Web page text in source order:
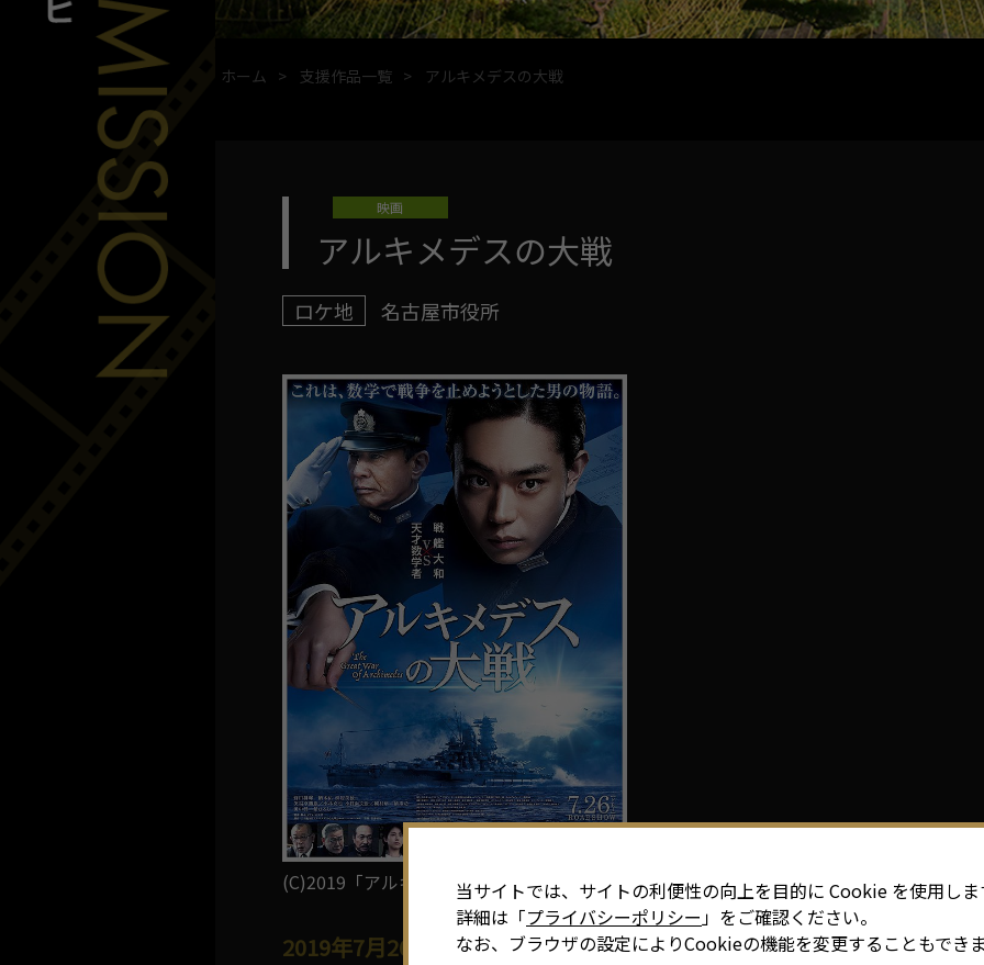
ホーム 支援作品一覧 アルキメデスの大戦
映画
アルキメデスの大戦
ロケ地 名古屋市役所
(C)2019「アルキメデスの大戦」製作委員会
2019年7月26日(金)全国ロードショー!!!!
当サイトでは、サイトの利便性の向上を目的に Cookie を使用しま
詳細は「プライバシーポリシー」をご確認ください。
なお、ブラウザの設定によりCookieの機能を変更することもでき